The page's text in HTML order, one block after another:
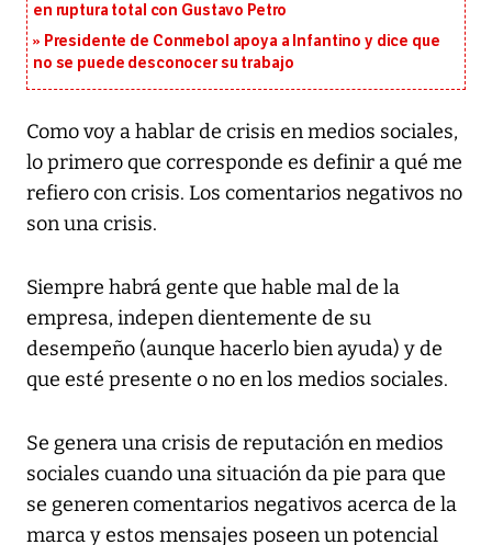
en ruptura total con Gustavo Petro
Presidente de Conmebol apoya a Infantino y dice que
no se puede desconocer su trabajo
Como voy a hablar de crisis en medios sociales,
lo primero que corresponde es definir a qué me
refiero con crisis. Los comentarios negativos no
son una crisis.
Siempre habrá gente que hable mal de la
empresa, indepen dientemente de su
desempeño (aunque hacerlo bien ayuda) y de
que esté presente o no en los medios sociales.
Se genera una crisis de reputación en medios
sociales cuando una situación da pie para que
se generen comentarios negativos acerca de la
marca y estos mensajes poseen un potencial